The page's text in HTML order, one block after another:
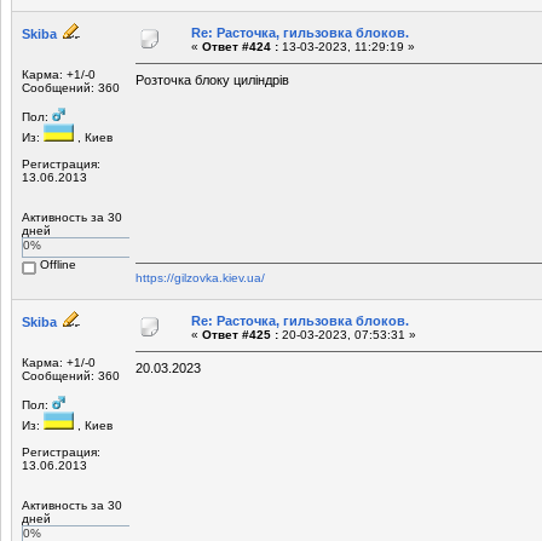
Skiba
Карма: +1/-0
Сообщений: 360
Пол:
Из:
, Киев
Регистрация:
13.06.2013
Активность за 30
дней
0%
Offline
Re: Расточка, гильзовка блоков.
« Ответ #424 : 13-03-2023, 11:29:19 »
Розточка блоку циліндрів
https://gilzovka.kiev.ua/
Skiba
Карма: +1/-0
Сообщений: 360
Пол:
Из:
, Киев
Регистрация:
13.06.2013
Активность за 30
дней
0%
Re: Расточка, гильзовка блоков.
« Ответ #425 : 20-03-2023, 07:53:31 »
20.03.2023